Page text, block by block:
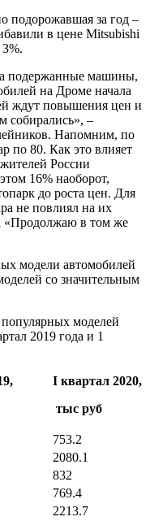
подорожавшая за год –
в цене Mitsubishi
подержанные машины,
на Дроме начала
ждут повышения цен и
собирались», –
Напомним, по
по 80. Как это влияет
России
16% наоборот,
до роста цен. Для
не повлиял на их
«Продолжаю в том же
модели автомобилей
со значительным
моделей
2019 года и 1
I квартал 2020,
тыс руб
753.2
2080.1
832
769.4
2213.7